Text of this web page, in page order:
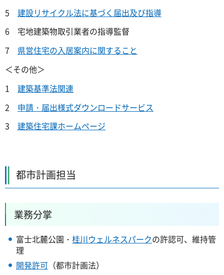
5 建設リサイクル法に基づく届出及び指導
6 宅地建築物取引業者の指導監督
7 県営住宅の入居案内に関すること
＜その他＞
1 建築基準法関連
2 申請・届出様式ダウンロードサービス
3 建築住宅課ホームページ
都市計画担当
業務分掌
富士北麓公園・ 桂川ウェルネスパークの許認可、維持管
理
開発許可 （都市計画法）